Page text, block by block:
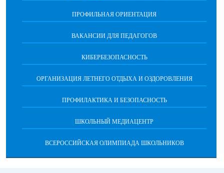
ПРОФИЛЬНАЯ ОРИЕНТАЦИЯ
ВАКАНСИИ ДЛЯ ПЕДАГОГОВ
КИБЕРБЕЗОПАСНОСТЬ
ОРГАНИЗАЦИЯ ЛЕТНЕГО ОТДЫХА И ОЗДОРОВЛЕНИЯ
ПРОФИЛАКТИКА И БЕЗОПАСНОСТЬ
ШКОЛЬНЫЙ МЕДИАЦЕНТР
ВСЕРОССИЙСКАЯ ОЛИМПИАДА ШКОЛЬНИКОВ